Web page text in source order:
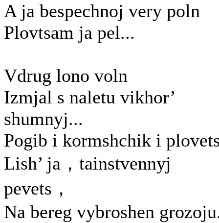
A ja bespechnoj very poln
Plovtsam ja pel...
Vdrug lono voln
Izmjal s naletu vikhor’
shumnyj...
Pogib i kormshchik i
Lish’ ja，tainstvennyj
pevets，
Na bereg vybroshen